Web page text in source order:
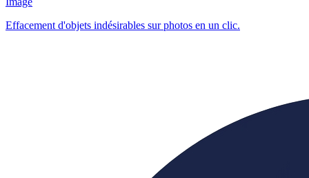
Effacement d'objets indésirables sur photos en un clic.